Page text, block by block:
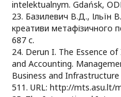
intelektualnym. Gdańsk,
23. Базилевич В.Д., Ільїн
креативи метафізичного
687 с.
24. Derun I. The Essence
and Accounting.
Business and
511. URL: http://mts.asu.lt/